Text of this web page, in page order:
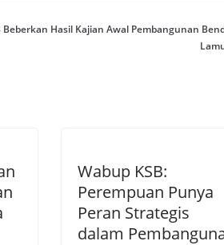
Beberkan Hasil Kajian Awal Pembangunan
Wabup KSB:
Perempuan Punya
Peran Strategis
dalam